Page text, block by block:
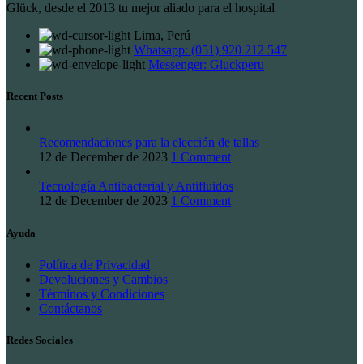
Glück, desde el 2013 tu mejor aliado para el hospital
Lima, Perú
Whatsapp: (051) 920 212 547
Messenger: Gluckperu
Recent Posts
Recomendaciones para la elección de tallas
12 de December de 2023 1 Comment
Tecnología Antibacterial y Antifluidos
12 de December de 2023 1 Comment
Ayuda
Política de Privacidad
Devoluciones y Cambios
Términos y Condiciones
Contáctanos
Redes Sociales